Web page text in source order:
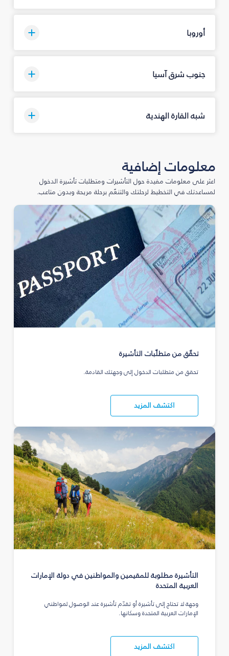
أوروبا
جنوب شرق آسيا
شبه القارة الهندية
معلومات إضافية
اعثر على معلومات مفيدة حول التأشيرات ومتطلبات تأشيرة الدخول
لمساعدتك في التخطيط لرحلتك والتنعّم برحلة مريحة وبدون متاعب.
تحقّق من متطلّبات التأشيرة
تحقق من متطلبات الدخول إلى وجهتك القادمة.
اكتشف المزيد
التأشيرة مطلوبة للمقيمين والمواطنين في دولة الإمارات
العربية المتحدة
وجهة لا تحتاج إلى تأشيرة أو تقدّم تأشيرة عند الوصول لمواطني
الإمارات العربية المتحدة وسكانها.
اكتشف المزيد